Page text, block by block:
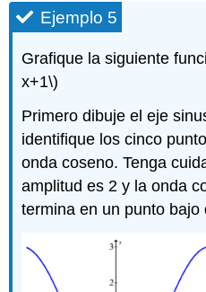
Ejemplo 5
Grafique la siguiente
x+1\)
Primero dibuje el eje
identifique los cinco
onda coseno. Tenga
amplitud es 2 y la onda
termina en un punto